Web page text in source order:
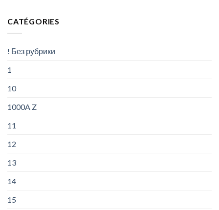
CATÉGORIES
! Без рубрики
1
10
1000A Z
11
12
13
14
15